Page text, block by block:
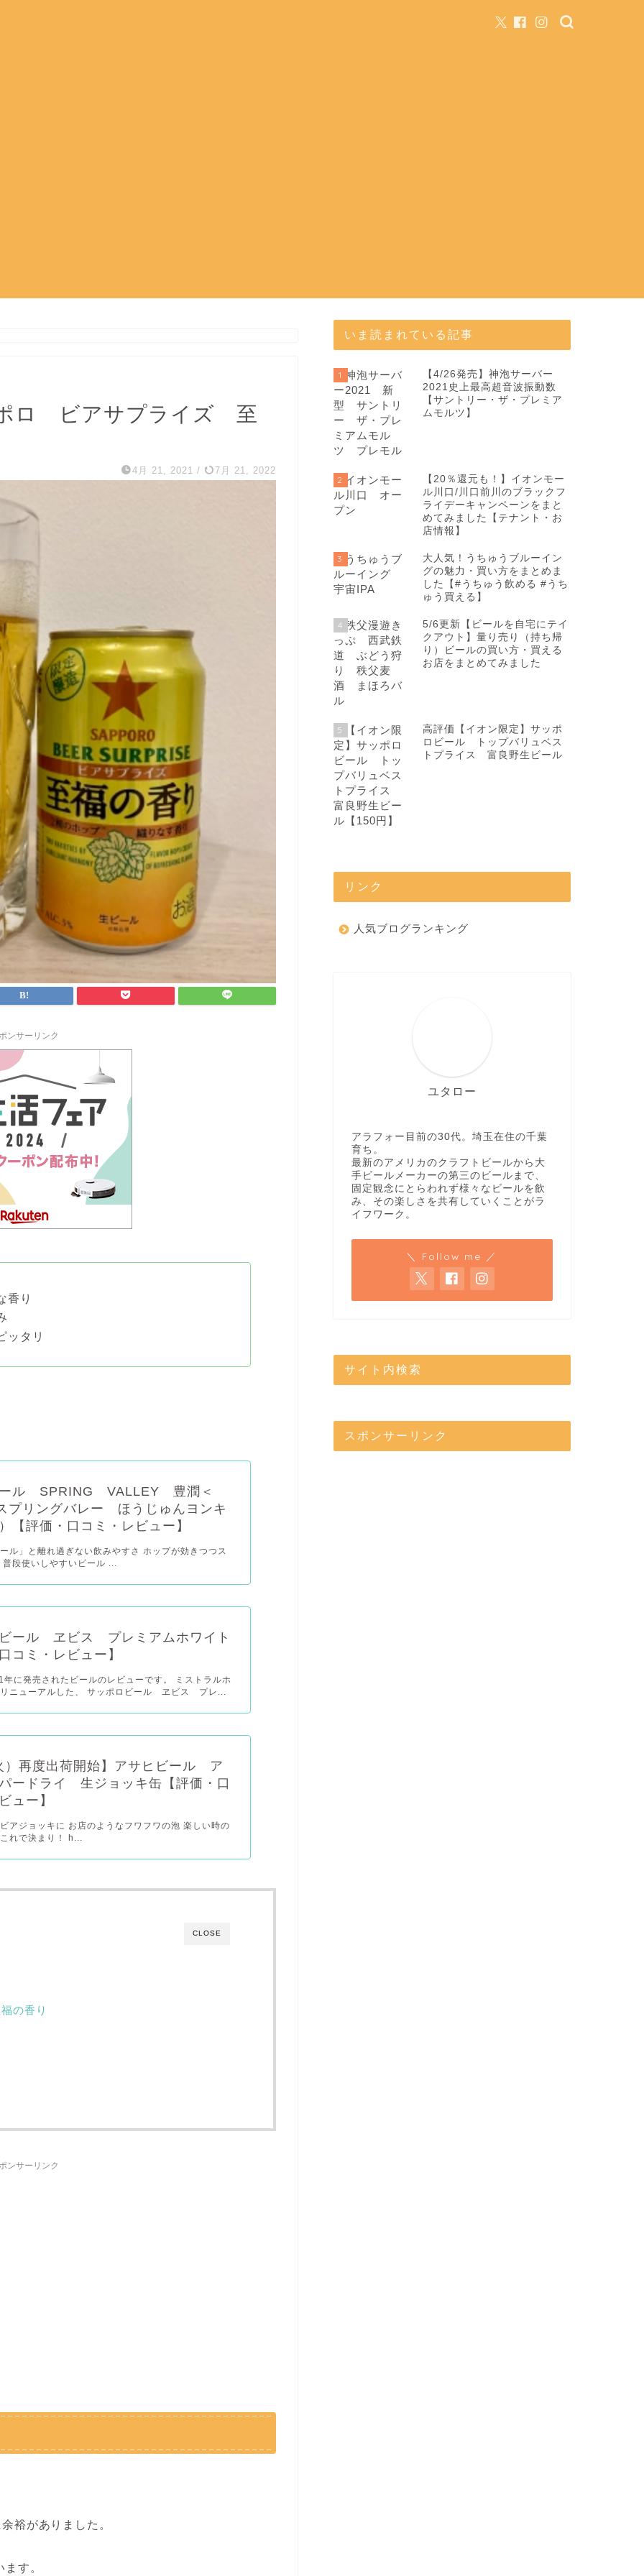
ロ ビアサプライズ 至
4月 21, 2021 / 7月 21, 2022
ンサーリンク
香り
ッタリ
ール SPRING VALLEY 豊潤＜
プリングバレー ほうじゅんヨンキ
【評価・口コミ・レビュー】
ル」と離れ過ぎない飲みやすさ ホップが効きつつス
普段使いしやすいビール ...
ール ヱビス プレミアムホワイト
コミ・レビュー】
に発売されたビールのレビューです。 ミストラルホ
リニューアルした、 サッポロビール ヱビス プレ...
）再度出荷開始】アサヒビール ア
ードライ 生ジョッキ缶【評価・口
ュー】
アジョッキに お店のようなフワフワの泡 楽しい時の
れで決まり！ h...
CLOSE
の香り
ンサーリンク
裕がありました。
す。
いま読まれている記事
1
【4/26発売】神泡サーバー
2021史上最高超音波振動数
【サントリー・ザ・プレミア
ムモルツ】
2
【20％還元も！】イオンモー
ル川口/川口前川のブラックフ
ライデーキャンペーンをまと
めてみました【テナント・お
店情報】
3
大人気！うちゅうブルーイン
グの魅力・買い方をまとめま
した【#うちゅう飲める #うち
ゅう買える】
4
5/6更新【ビールを自宅にテイ
クアウト】量り売り（持ち帰
り）ビールの買い方・買える
お店をまとめてみました
5
高評価【イオン限定】サッポ
ロビール トップバリュベス
トプライス 富良野生ビール
リンク
人気ブログランキング
ユタロー
アラフォー目前の30代。埼玉在住の千葉
育ち。
最新のアメリカのクラフトビールから大
手ビールメーカーの第三のビールまで、
固定観念にとらわれず様々なビールを飲
み、その楽しさを共有していくことがラ
イフワーク。
＼ Follow me ／
サイト内検索
スポンサーリンク